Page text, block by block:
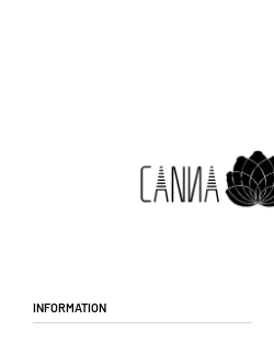
Information